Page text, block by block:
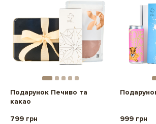
Подарунок Печиво та
какао
799 грн
999 грн